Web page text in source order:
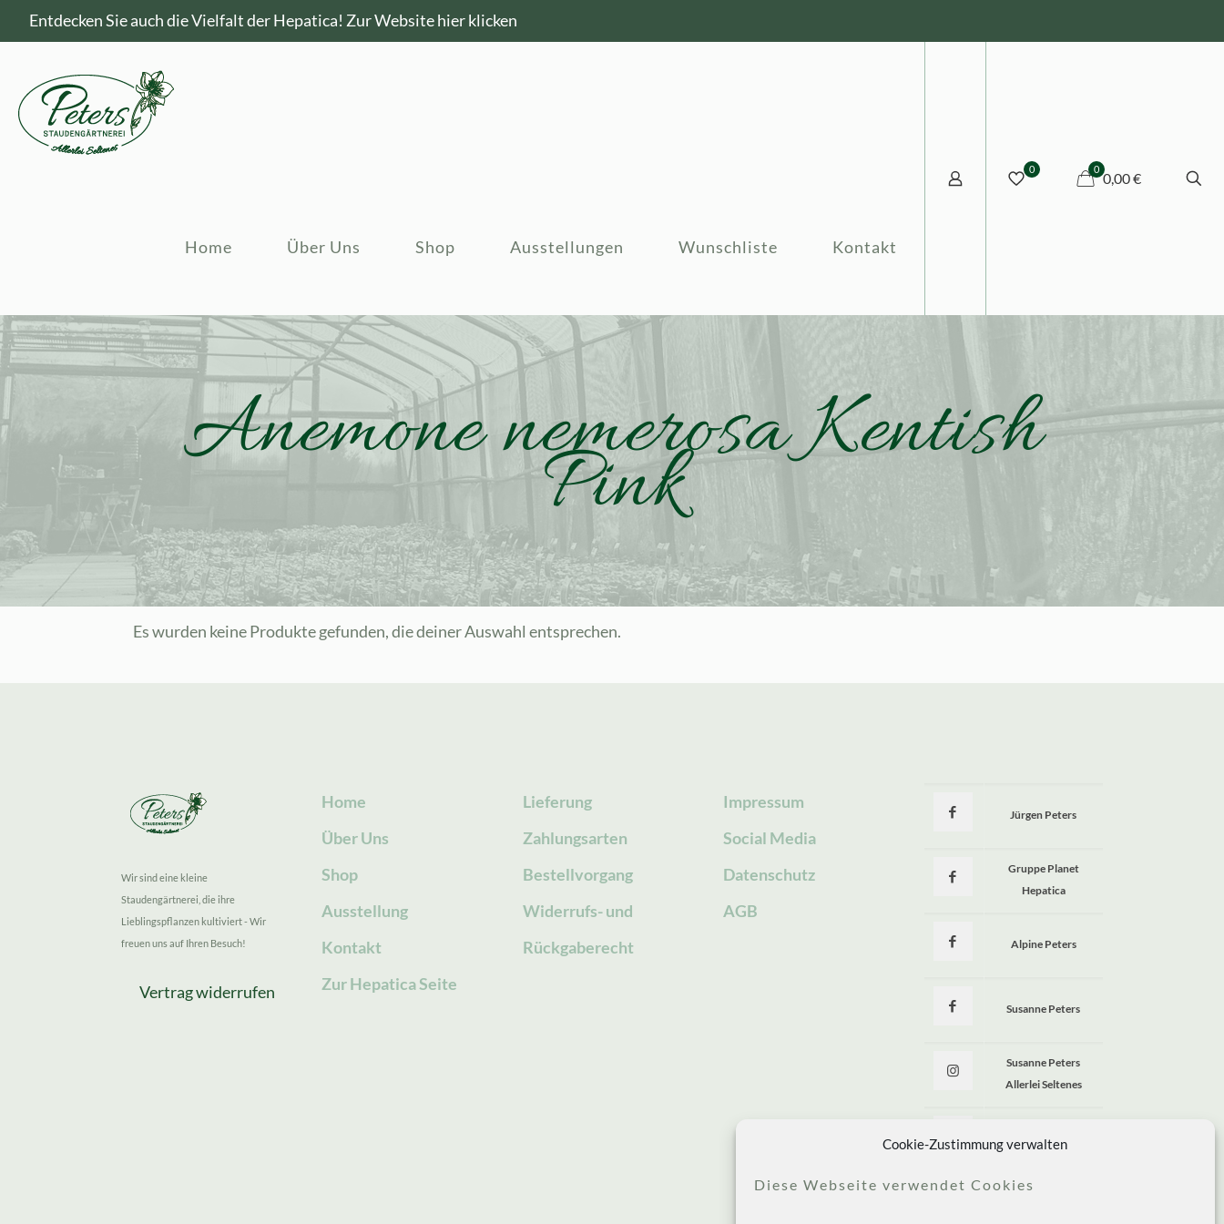
Cookie-Zustimmung verwalten
Diese Webseite verwendet Cookies
Entdecken Sie auch die Vielfalt der Hepatica! Zur Website hier klicken
Home Über Uns Shop Ausstellungen Wunschliste Kontakt
0 0
0,00 €
Anemone nemerosa Kentish
Pink
Es wurden keine Produkte gefunden, die deiner Auswahl entsprechen.
Wir sind eine kleine
Staudengärtnerei, die ihre
Lieblingspflanzen kultiviert - Wir
freuen uns auf Ihren Besuch!
Vertrag widerrufen
Home
Über Uns
Shop
Ausstellung
Kontakt
Zur Hepatica Seite
Lieferung
Zahlungsarten
Bestellvorgang
Widerrufs- und
Rückgaberecht
Impressum
Social Media
Datenschutz
AGB
Jürgen Peters
Gruppe Planet
Hepatica
Alpine Peters
Susanne Peters
Susanne Peters
Allerlei Seltenes
Allerlei Seltenes